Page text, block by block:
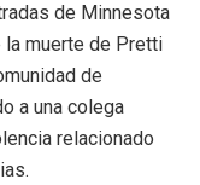
de Minnesota
la muerte de Pretti
de
a una colega
relacionado